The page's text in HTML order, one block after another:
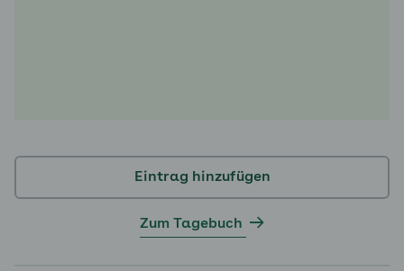
Eintrag hinzufügen
Zum Tagebuch